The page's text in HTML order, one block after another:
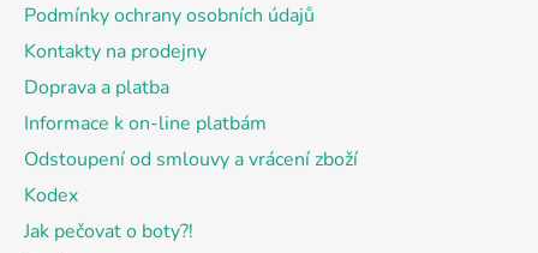
Podmínky ochrany osobních údajů
Kontakty na prodejny
Doprava a platba
Informace k on-line platbám
Odstoupení od smlouvy a vrácení zboží
Kodex
Jak pečovat o boty?!